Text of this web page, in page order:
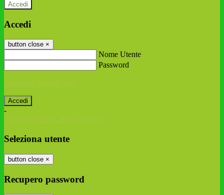
Accedi
Accedi
button close ×
Nome Utente
Password
-
Seleziona utente
button close ×
Recupero password